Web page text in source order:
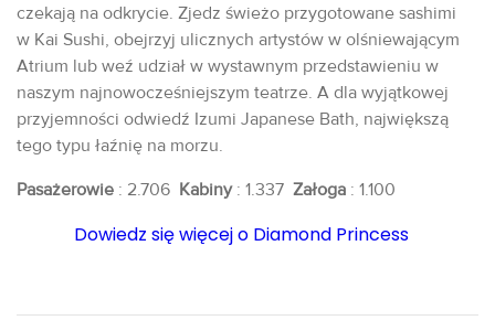
czekają na odkrycie. Zjedz świeżo przygotowane sashimi
w Kai Sushi, obejrzyj ulicznych artystów w olśniewającym
Atrium lub weź udział w wystawnym przedstawieniu w
naszym najnowocześniejszym teatrze. A dla wyjątkowej
przyjemności odwiedź Izumi Japanese Bath, największą
tego typu łaźnię na morzu.
Pasażerowie : 2.706 Kabiny: 1.337 Załoga : 1.100
Dowiedz się więcej o Diamond Princess